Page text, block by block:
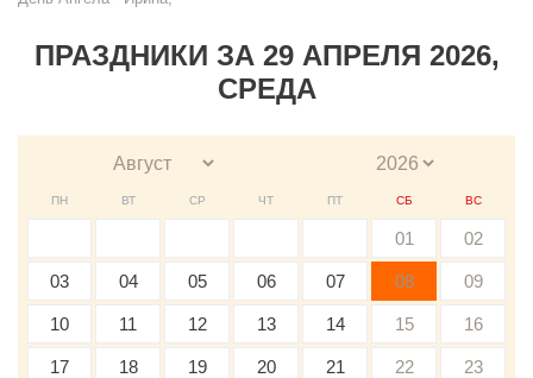
ПРАЗДНИКИ ЗА 29 АПРЕЛЯ 2026,
СРЕДА
ПН ВТ СР ЧТ ПТ СБ ВС
01 02
03 04 05 06 07 08 09
10 11 12 13 14 15 16
17 18 19 20 21 22 23